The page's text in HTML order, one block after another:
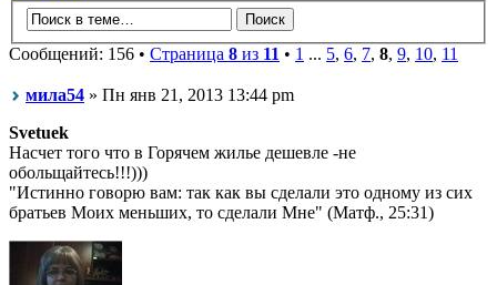
Сообщений: 156 • Страница 8 из 11 • 1 ... 5, 6, 7, 8, 9, 10, 11
мила54 » Пн янв 21, 2013 13:44 pm
Svetuek
Насчет того что в Горячем жилье дешевле -не
обольщайтесь!!!)))
"Истинно говорю вам: так как вы сделали это одному из сих
братьев Моих меньших, то сделали Мне" (Матф., 25:31)